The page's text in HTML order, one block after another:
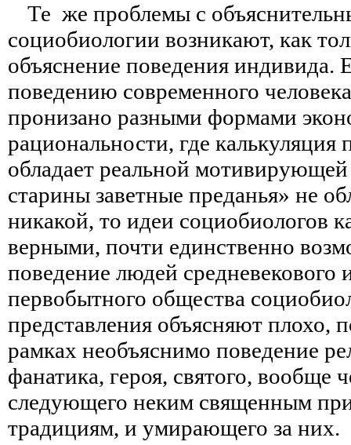
Те же проблемы с
социобиологии возникают, как
объяснение поведения индивида.
поведению современного
пронизано разными формами
рациональности, где
обладает реальной
старины заветные преданья» не
никакой, то идеи социобиологов
верными, почти единственно
поведение людей средневекового
первобытного общества
представления объясняют плохо,
рамках необъяснимо поведение
фанатика, героя, святого, вообще
следующего неким священным
традициям, и умирающего за них.